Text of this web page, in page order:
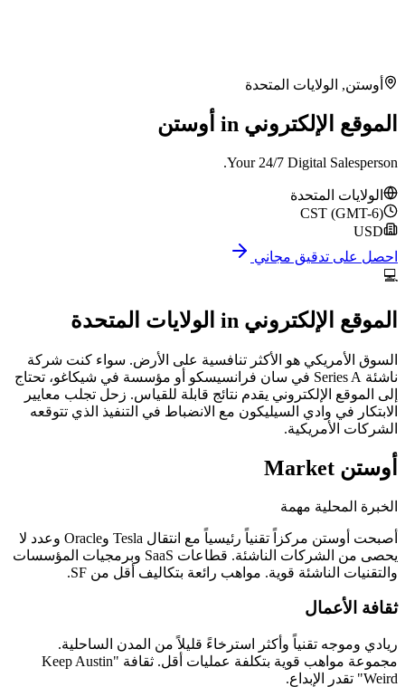
أوستن, الولايات المتحدة
الموقع الإلكتروني in أوستن
Your 24/7 Digital Salesperson.
الولايات المتحدة
CST (GMT-6)
USD
احصل على تدقيق مجاني
💻
الموقع الإلكتروني الولايات المتحدة
السوق الأمريكي هو الأكثر تنافسية على الأرض. سواء كنت شركة
ناشئة Series A في سان فرانسيسكو أو مؤسسة في شيكاغو، تحتاج
إلى الموقع الإلكتروني يقدم نتائج قابلة للقياس. زحل تجلب معايير
الابتكار في وادي السيليكون مع الانضباط في التنفيذ الذي تتوقعه
الشركات الأمريكية.
أوستن
الخبرة المحلية مهمة
أصبحت أوستن مركزاً تقنياً رئيسياً مع انتقال Tesla وOracle وعدد لا
يحصى من الشركات الناشئة. قطاعات SaaS وبرمجيات المؤسسات
والتقنيات الناشئة قوية. مواهب رائعة بتكاليف أقل من SF.
ثقافة الأعمال
ريادي وموجه تقنياً وأكثر استرخاءً قليلاً من المدن الساحلية.
مجموعة مواهب قوية بتكلفة عمليات أقل. ثقافة "Keep Austin
Weird" تقدر الإبداع.